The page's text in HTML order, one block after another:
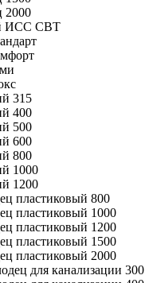
2000
ИСС СВТ
315
400
500
600
800
1000
1200
пластиковый 800
пластиковый 1000
пластиковый 1200
пластиковый 1500
пластиковый 2000
для канализации 300